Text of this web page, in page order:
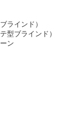
ラインド）
型ブラインド）
ン